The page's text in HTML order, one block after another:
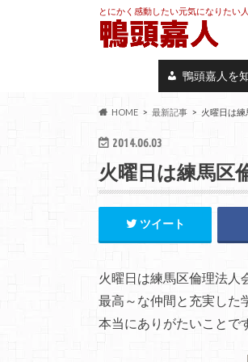
とにかく感動したい元気になりたい
鴨頭嘉人を
HOME 最新記事 火曜日は練
2014.06.03
火曜日は練馬区
ツイート
火曜日は練馬区倫理法
最高～な仲間と充実した
本当にありがたいことで